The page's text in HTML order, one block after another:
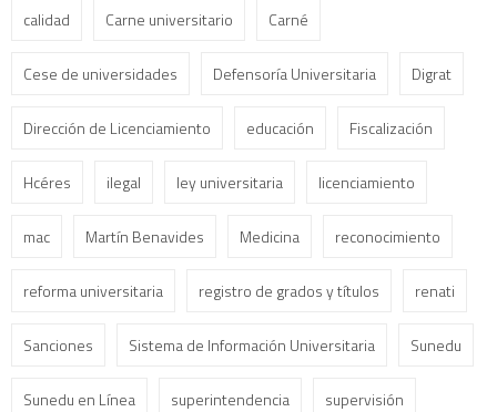
calidad Carne universitario Carné
Cese de universidades Defensoría Universitaria Digrat
Dirección de Licenciamiento educación Fiscalización
Hcéres ilegal ley universitaria licenciamiento
mac Martín Benavides Medicina reconocimiento
reforma universitaria registro de grados y títulos renati
Sanciones Sistema de Información Universitaria Sunedu
Sunedu en Línea superintendencia supervisión